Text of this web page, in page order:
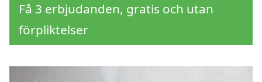
Få 3 erbjudanden, gratis och utan
förpliktelser